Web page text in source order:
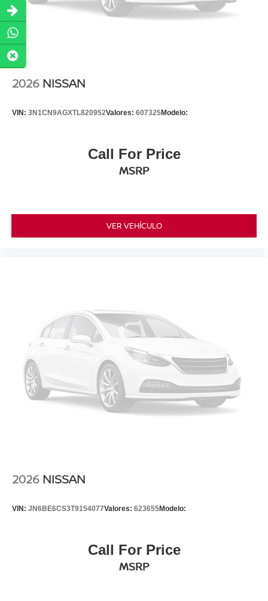
2026 NISSAN
VIN: 3N1CN9AGXTL820952Valores: 607325Modelo:
Call For Price
MSRP
VER VEHÍCULO
2026 NISSAN
VIN: JN6BE6CS3T9154077Valores: 623655Modelo:
Call For Price
MSRP